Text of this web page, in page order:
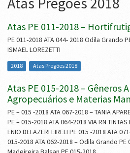
Atas PE 011-2018 –
PE 011-2018 ATA 044- 2018 Odila Grando
ISMAEL LOREZETTI
2018 Atas Pregões 2018
Atas PE 015-2018 – Gêneros
Agropecuários e Materias
PE – 015 -2018 ATA 067-2018 – TANIA
PE – 015-2018 ATA 064-2018 VIA RN
ENIO DELAZERI EIRELI PE 015 -2018 ATA
015-2018 ATA 062-2018 – Odila Grando PE